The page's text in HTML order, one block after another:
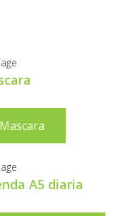
Mascara
A5 diaria